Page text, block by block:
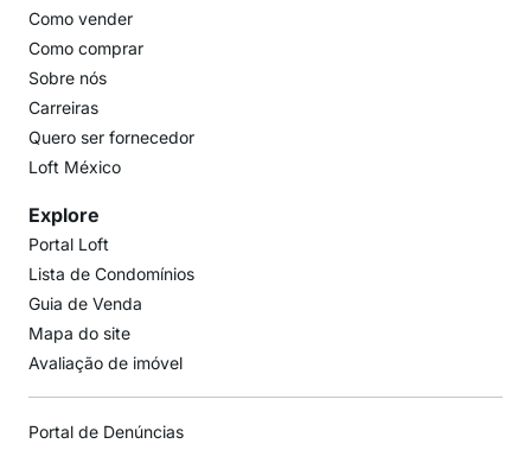
Como vender
Como comprar
Sobre nós
Carreiras
Quero ser fornecedor
Loft México
Explore
Portal Loft
Lista de Condomínios
Guia de Venda
Mapa do site
Avaliação de imóvel
Portal de Denúncias